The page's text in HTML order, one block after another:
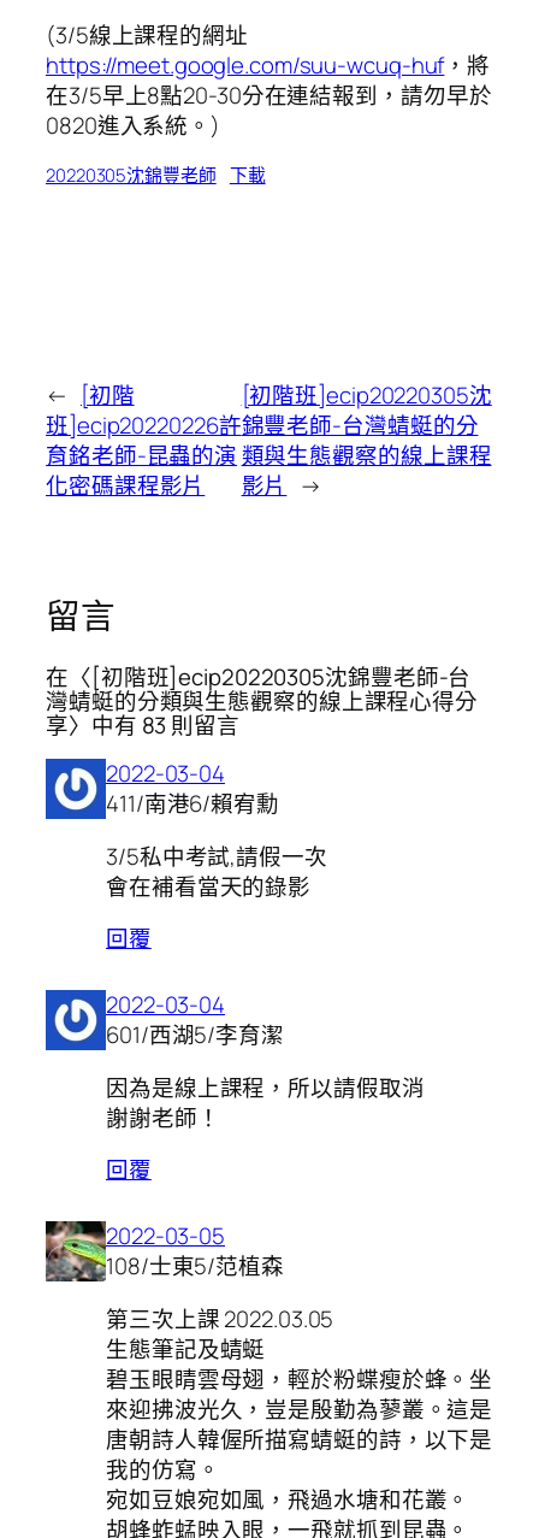
(3/5線上課程的網址
https://meet.google.com/suu-wcuq-huf，將
在3/5早上8點20-30分在連結報到，請勿早於
0820進入系統。)
20220305沈錦豐老師 下載
←
[初階
班]ecip20220226許
育銘老師-昆蟲的演
化密碼課程影片
[初階班]ecip20220305沈
錦豐老師-台灣蜻蜓的分
類與生態觀察的線上課程
影片
→
留言
在〈[初階班]ecip20220305沈錦豐老師-台
灣蜻蜓的分類與生態觀察的線上課程心得分
享〉中有 83 則留言
2022-03-04
411/南港6/賴宥勳
3/5私中考試,請假一次
會在補看當天的錄影
回覆
2022-03-04
601/西湖5/李育潔
因為是線上課程，所以請假取消
謝謝老師！
回覆
2022-03-05
108/士東5/范植森
第三次上課 2022.03.05
生態筆記及蜻蜓
碧玉眼睛雲母翅，輕於粉蝶瘦於蜂。坐
來迎拂波光久，豈是殷勤為蓼叢。這是
唐朝詩人韓偓所描寫蜻蜓的詩，以下是
我的仿寫。
宛如豆娘宛如風，飛過水塘和花叢。
胡蜂蚱蜢映入眼，一飛就抓到昆蟲。